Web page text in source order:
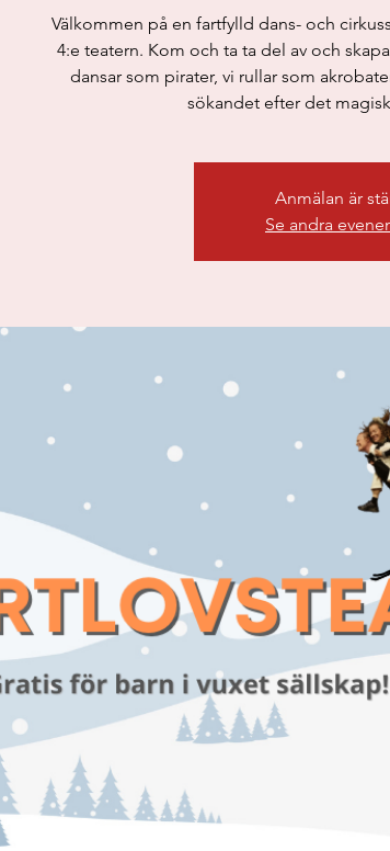
Välkommen på en fartfylld dans- och
4:e teatern. Kom och ta ta del av och
dansar som pirater, vi rullar som
sökandet efter det
Anmälan är
Se andra